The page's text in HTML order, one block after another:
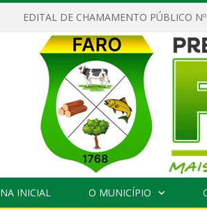
EDITAL DE CHAMAMENTO PÚBLICO
INICIAL O MUNICÍPIO